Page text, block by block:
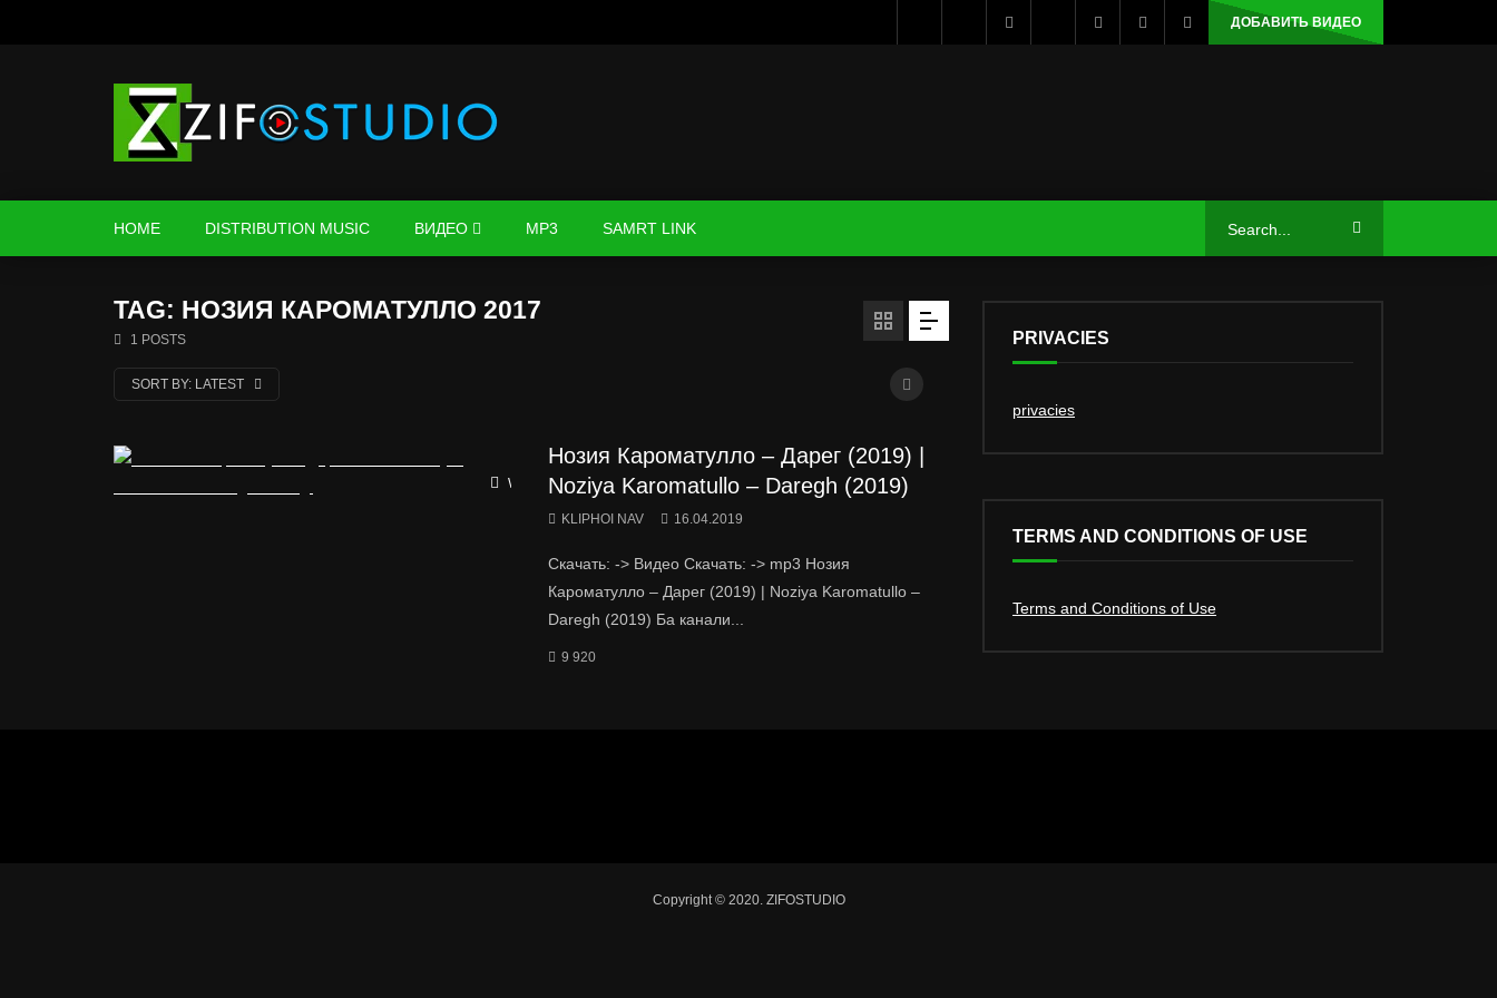
ДОБАВИТЬ ВИДЕО
HOME DISTRIBUTION MUSIC ВИДЕО MP3 SAMRT LINK
TAG: НОЗИЯ КАРОМАТУЛЛО 2017
1 POSTS
SORT BY: LATEST
Watch Later
Нозия Кароматулло – Дарег (2019) |
Noziya Karomatullo – Daregh (2019)
KLIPHOI NAV 16.04.2019
Скачать: -> Видео Скачать: -> mp3 Нозия
Кароматулло – Дарег (2019) | Noziya Karomatullo –
Daregh (2019) Ба канали...
9 920
PRIVACIES
privacies
TERMS AND CONDITIONS OF USE
Terms and Conditions of Use
Copyright © 2020. ZIFOSTUDIO